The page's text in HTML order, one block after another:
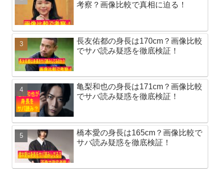
考察？画像比較で真相に迫る！
長友佑都の身長は170cm？画像比較
でサバ読み疑惑を徹底検証！
亀梨和也の身長は171cm？画像比較
でサバ読み疑惑を徹底検証！
橋本愛の身長は165cm？画像比較で
サバ読み疑惑を徹底検証！